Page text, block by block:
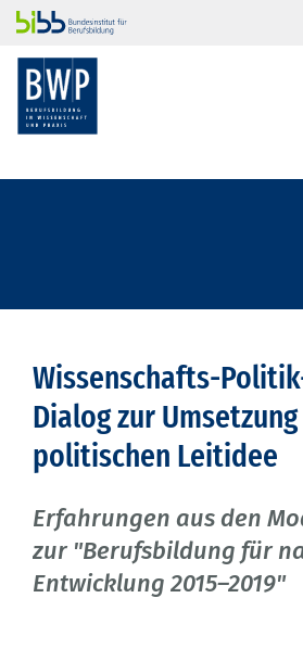
Wissenschafts-
Dialog zur
politischen Leitidee
Erfahrungen aus den
zur "Berufsbildung für
Entwicklung 2015–2019"